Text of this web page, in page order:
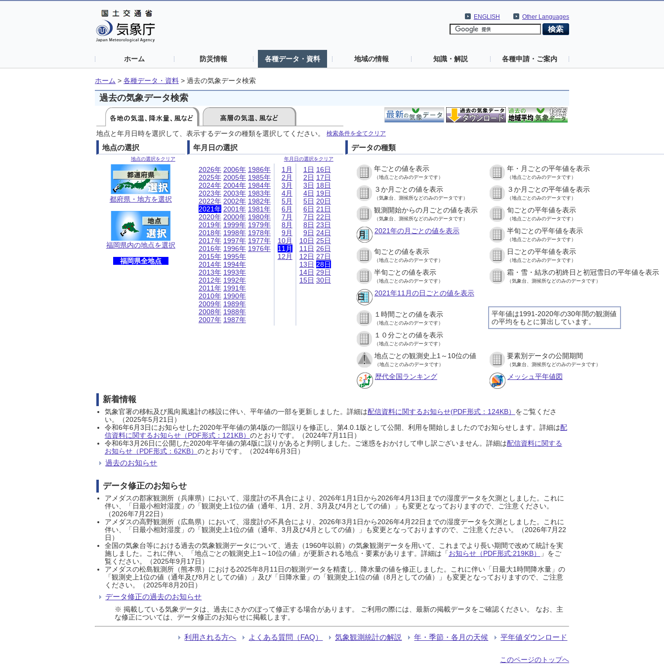
Other Languages
ENGLISH
ホーム 防災情報 各種データ・資料 地域の情報 知識・解説 各種申請・ご案内
ホーム > 各種データ・資料 > 過去の気象データ検索
過去の気象データ検索
地点と年月日時を選択して、表示するデータの種類を選択してください。 検索条件を全てクリア
地点の選択
地点の選択をクリア
都府県・地方を選択
福岡県内の地点を選択
福岡県全地点
年月日の選択
年月日の選択をクリア
2026年
2025年
2024年
2023年
2022年
2021年
2020年
2019年
2018年
2017年
2016年
2015年
2014年
2013年
2012年
2011年
2010年
2009年
2008年
2007年
2006年
2005年
2004年
2003年
2002年
2001年
2000年
1999年
1998年
1997年
1996年
1995年
1994年
1993年
1992年
1991年
1990年
1989年
1988年
1987年
1986年
1985年
1984年
1983年
1982年
1981年
1980年
1979年
1978年
1977年
1976年
1月
2月
3月
4月
5月
6月
7月
8月
9月
10月
11月
12月
1日
2日
3日
4日
5日
6日
7日
8日
9日
10日
11日
12日
13日
14日
15日
16日
17日
18日
19日
20日
21日
22日
23日
24日
25日
26日
27日
28日
29日
30日
データの種類
年ごとの値を表示
（地点ごとのみのデータです）
年・月ごとの平年値を表示
（地点ごとのみのデータです）
３か月ごとの値を表示
（気象台、測候所などのみのデータです）
３か月ごとの平年値を表示
（地点ごとのみのデータです）
観測開始からの月ごとの値を表示
（気象台、測候所などのみのデータです）
旬ごとの平年値を表示
（地点ごとのみのデータです）
2021年の月ごとの値を表示 半旬ごとの平年値を表示
（地点ごとのみのデータです）
旬ごとの値を表示
（地点ごとのみのデータです）
日ごとの平年値を表示
（地点ごとのみのデータです）
半旬ごとの値を表示
（地点ごとのみのデータです）
霜・雪・結氷の初終日と初冠雪日の平年値を表示
（気象台、測候所などのみのデータです）
2021年11月の日ごとの値を表示
平年値は1991-2020年の30年間の観測値
の平均をもとに算出しています。
１時間ごとの値を表示
（地点ごとのみのデータです）
１０分ごとの値を表示
（地点ごとのみのデータです）
地点ごとの観測史上1～10位の値
（地点ごとのみのデータです）
要素別データの公開期間
（気象台、測候所などのみのデータです）
歴代全国ランキング メッシュ平年値図
新着情報
気象官署の移転及び風向風速計の移設に伴い、平年値の一部を更新しました。詳細は配信資料に関するお知らせ(PDF形式：124KB） をご覧くださ
い。（2025年5月21日）
令和6年6月3日にお知らせした2020年平年値の第4版の一部誤りを修正し、第4.0.1版として公開、利用を開始しましたのでお知らせします。詳細は配
信資料に関するお知らせ（PDF形式：121KB） のとおりです。（2024年7月11日）
令和6年3月26日に公開した2020年平年値の第4版に誤りがあると判明しました。ご迷惑をおかけして申し訳ございません。詳細は配信資料に関する
お知らせ（PDF形式：62KB） のとおりです。（2024年6月3日）
過去のお知らせ
データ修正のお知らせ
アメダスの郡家観測所（兵庫県）において、湿度計の不具合により、2026年1月1日から2026年4月13日までの湿度データを欠測としました。これに
伴い、「日最小相対湿度」の「観測史上1位の値（通年、1月、2月、3月及び4月としての値）」も変更となっておりますので、ご注意ください。
（2026年7月22日）
アメダスの高野観測所（広島県）において、湿度計の不具合により、2026年3月1日から2026年4月22日までの湿度データを欠測としました。これに
伴い、「日最小相対湿度」の「観測史上1位の値（通年、3月及び4月としての値）」も変更となっておりますので、ご注意ください。（2026年7月22
日）
全国の気象台等における過去の気象観測データについて、過去（1960年以前）の気象観測データを用いて、これまでより長い期間で改めて統計を実
施しました。これに伴い、「地点ごとの観測史上1～10位の値」が更新される地点・要素があります。詳細は「お知らせ（PDF形式:219KB）
」をご
覧ください。（2025年9月17日）
アメダスの松島観測所（熊本県）における2025年8月11日の観測データを精査し、降水量の値を修正しました。これに伴い「日最大1時間降水量」の
「観測史上1位の値（通年及び8月としての値）」及び「日降水量」の「観測史上1位の値（8月としての値）」も変更となっておりますので、ご注意
ください。（2025年8月20日）
データ修正の過去のお知らせ
※ 掲載している気象データは、過去にさかのぼって修正する場合があります。 ご利用の際には、最新の掲載データをご確認ください。 なお、主
な修正については、データ修正のお知らせに掲載します。
利用される方へ よくある質問（FAQ） 気象観測統計の解説 年・季節・各月の天候 平年値ダウンロード
このページのトップへ